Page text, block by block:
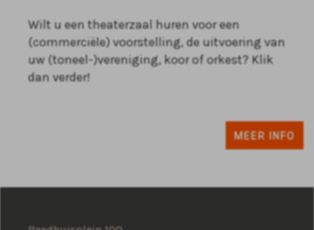
Wilt u een theaterzaal huren voor een
(commerciële) voorstelling, de uitvoering van
uw (toneel-)vereniging, koor of orkest? Klik
dan verder!
MEER INFO